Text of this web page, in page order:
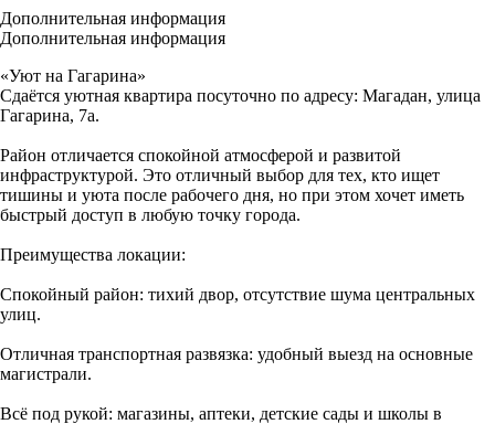
Дополнительная информация
Дополнительная информация
«Уют на Гагарина»
Сдаётся уютная квартира посуточно по адресу: Магадан, улица
Гагарина, 7а.
Район отличается спокойной атмосферой и развитой
инфраструктурой. Это отличный выбор для тех, кто ищет
тишины и уюта после рабочего дня, но при этом хочет иметь
быстрый доступ в любую точку города.
Преимущества локации:
Спокойный район: тихий двор, отсутствие шума центральных
улиц.
Отличная транспортная развязка: удобный выезд на основные
магистрали.
Всё под рукой: магазины, аптеки, детские сады и школы в